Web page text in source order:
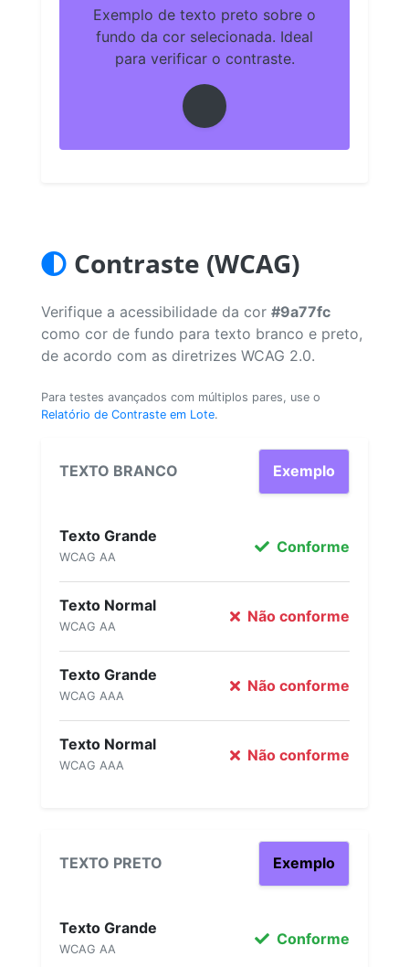
Exemplo de texto preto sobre o
fundo da cor selecionada. Ideal
para verificar o contraste.
Contraste (WCAG)
Verifique a acessibilidade da cor #9a77fc
como cor de fundo para texto branco e preto,
de acordo com as diretrizes WCAG 2.0.
Para testes avançados com múltiplos pares, use o
Relatório de Contraste em Lote.
TEXTO BRANCO Exemplo
Texto Grande
WCAG AA
Conforme
Texto Normal
WCAG AA
Não conforme
Texto Grande
WCAG AAA
Não conforme
Texto Normal
WCAG AAA
Não conforme
TEXTO PRETO Exemplo
Texto Grande
WCAG AA
Conforme